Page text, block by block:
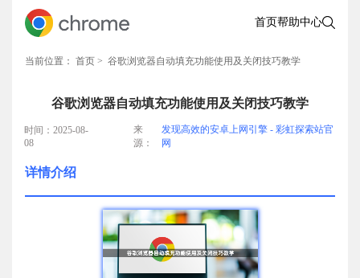
首页帮助中心
当前位置： 首页 > 谷歌浏览器自动填充功能使用及关闭技巧教学
谷歌浏览器自动填充功能使用及关闭技巧教学
时间：2025-08-
08
来
源：
发现高效的安卓上网引擎 - 彩虹探索站官
网
详情介绍